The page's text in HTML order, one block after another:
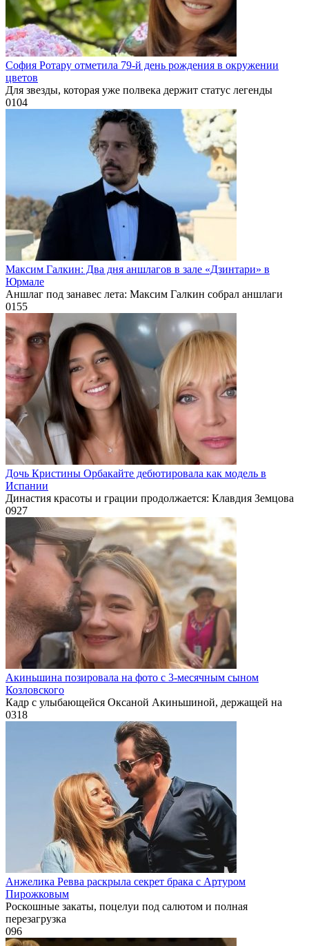
София Ротару отметила 79-й день рождения в окружении
цветов
Для звезды, которая уже полвека держит статус легенды
0104
Максим Галкин: Два дня аншлагов в зале «Дзинтари» в
Юрмале
Аншлаг под занавес лета: Максим Галкин собрал аншлаги
0155
Дочь Кристины Орбакайте дебютировала как модель в
Испании
Династия красоты и грации продолжается: Клавдия Земцова
0927
Акиньшина позировала на фото с 3-месячным сыном
Козловского
Кадр с улыбающейся Оксаной Акиньшиной, держащей на
0318
Анжелика Ревва раскрыла секрет брака с Артуром
Пирожковым
Роскошные закаты, поцелуи под салютом и полная
перезагрузка
096